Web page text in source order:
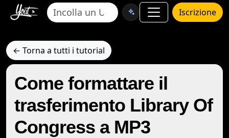
Iscrizione
← Torna a tutti i tutorial
Come formattare il
trasferimento Library Of
Congress a MP3